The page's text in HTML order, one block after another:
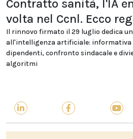
Contratto sanità, l'IA
volta nel Ccnl. Ecco
Il rinnovo firmato il 29 luglio dedica
all'intelligenza artificiale:
dipendenti, confronto sindacale e
algoritmi